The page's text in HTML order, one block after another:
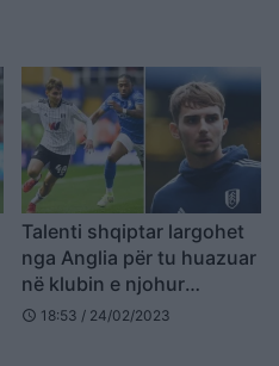
Talenti shqiptar largohet
nga Anglia për tu huazuar
në klubin e njohur
novegjez
schedule 18:53 / 24/02/2023